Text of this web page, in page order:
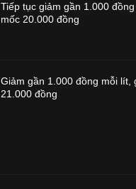
Tiếp tục giảm gần 1.000
mốc 20.000 đồng
Giảm gần 1.000 đồng mỗi lít,
21.000 đồng